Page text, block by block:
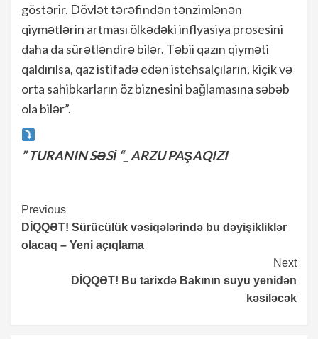
göstərir. Dövlət tərəfindən tənzimlənən
qiymətlərin artması ölkədəki inflyasiya prosesini
daha da sürətləndirə bilər. Təbii qazın qiyməti
qaldırılsa, qaz istifadə edən istehsalçıların, kiçik və
orta sahibkarların öz biznesini bağlamasına səbəb
ola bilər”.
” TURANIN SƏSİ “_ ARZU PAŞAQIZI
Continue
Reading
Previous
DİQQƏT! Sürücülük vəsiqələrində bu dəyişikliklər
olacaq – Yeni açıqlama
Next
DİQQƏT! Bu tarixdə Bakının suyu yenidən
kəsiləcək